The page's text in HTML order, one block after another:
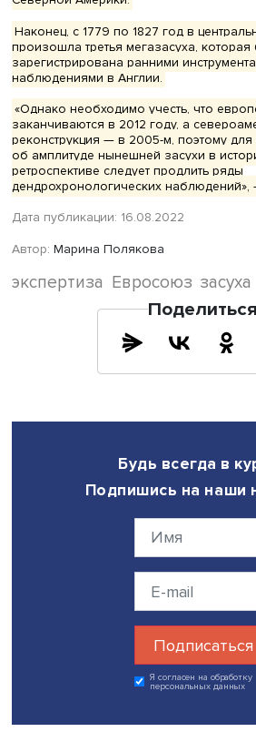
Гидроклиматическая
Америке в ХХ веке хотя и
беспрецедентная — ни по
продолжительности, отмечает
«О том, насколько
этим летом, можно судить по
однако эти ряды наблюдений
деревьев, поскольку ширина
Благодаря многолетним
палеоклиматологов для Европы
по двум последним
увлажненности (Cook et al.,
наиболее засушливым в
Следующая мегазасуха в Европе
сильная за последние 1000 лет
Северной Америки.
зарегистрирована ранними
наблюдениями в Англии.
«Однако необходимо учесть, что
заканчиваются в 2012 году, а
об амплитуде нынешней засухи в
ретроспективе следует продлить
дендрохронологических
Дата публикации: 16.08.2022